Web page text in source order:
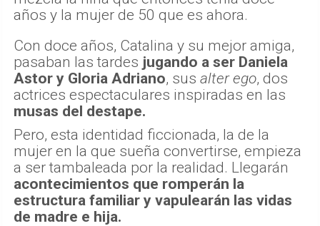
años y la mujer de 50 que es ahora.
Con doce años, Catalina y su mejor amiga,
pasaban las tardes jugando a ser Daniela
Astor y Gloria Adriano, sus alter ego, dos
actrices espectaculares inspiradas en las
musas del destape.
Pero, esta identidad ficcionada, la de la
mujer en la que sueña convertirse, empieza
a ser tambaleada por la realidad. Llegarán
acontecimientos que romperán la
estructura familiar y vapulearán las vidas
de madre e hija.